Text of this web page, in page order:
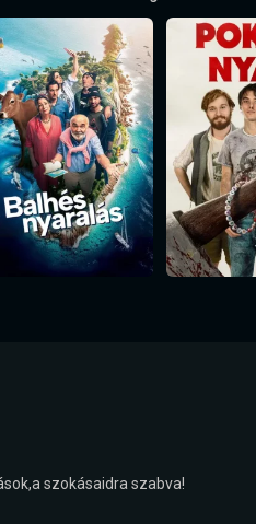
szokásaidra szabva!